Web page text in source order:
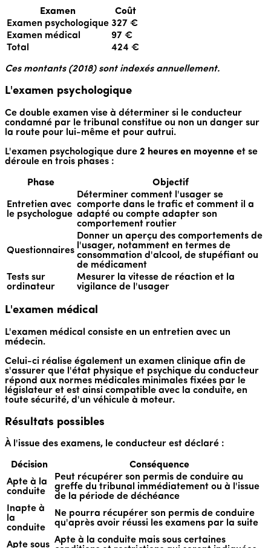
Examen
Coût
Examen psychologique 327 €
Examen médical
97 €
Total
424 €
Ces montants (2018) sont indexés annuellement.
L'examen psychologique
Ce double examen vise à déterminer si le conducteur
condamné par le tribunal constitue ou non un danger sur
la route pour lui-même et pour autrui.
L'examen psychologique dure 2 heures en moyenne et se
déroule en trois phases :
Phase Objectif
Entretien avec
le psychologue
Déterminer comment l'usager se
comporte dans le trafic et comment il a
adapté ou compte adapter son
comportement routier
Questionnaires
Donner un aperçu des comportements de
l'usager, notamment en termes de
consommation d'alcool, de stupéfiant ou
de médicament
Tests sur
ordinateur
Mesurer la vitesse de réaction et la
vigilance de l'usager
L'examen médical
L'examen médical consiste en un entretien avec un
médecin.
Celui-ci réalise également un examen clinique afin de
s'assurer que l'état physique et psychique du conducteur
répond aux normes médicales minimales fixées par le
législateur et est ainsi compatible avec la conduite, en
toute sécurité, d'un véhicule à moteur.
Résultats possibles
À l'issue des examens, le conducteur est déclaré :
Décision
Conséquence
Apte à la
conduite
Peut récupérer son permis de conduire au
greffe du tribunal immédiatement ou à l'issue
de la période de déchéance
Inapte à
la
conduite
Ne pourra récupérer son permis de conduire
qu'après avoir réussi les examens par la suite
Apte sous Apte à la conduite mais sous certaines